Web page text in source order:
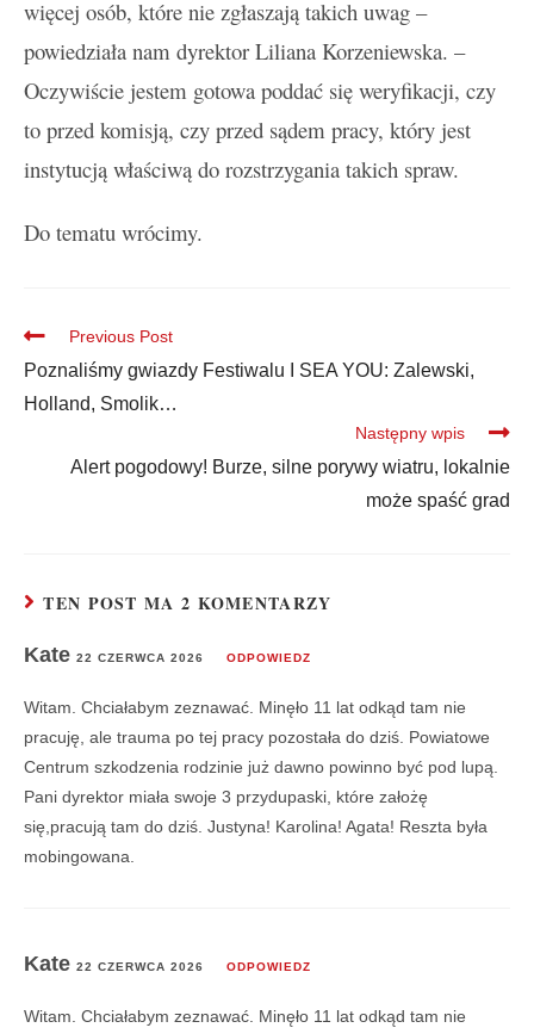
więcej osób, które nie zgłaszają takich uwag –
powiedziała nam dyrektor Liliana Korzeniewska. –
Oczywiście jestem gotowa poddać się weryfikacji, czy
to przed komisją, czy przed sądem pracy, który jest
instytucją właściwą do rozstrzygania takich spraw.
Do tematu wrócimy.
Previous Post
Poznaliśmy gwiazdy Festiwalu I SEA YOU: Zalewski,
Holland, Smolik…
Następny wpis
Alert pogodowy! Burze, silne porywy wiatru, lokalnie
może spaść grad
TEN POST MA 2 KOMENTARZY
Kate 22 CZERWCA 2026 ODPOWIEDZ
Witam. Chciałabym zeznawać. Minęło 11 lat odkąd tam nie
pracuję, ale trauma po tej pracy pozostała do dziś. Powiatowe
Centrum szkodzenia rodzinie już dawno powinno być pod lupą.
Pani dyrektor miała swoje 3 przydupaski, które założę
się,pracują tam do dziś. Justyna! Karolina! Agata! Reszta była
mobingowana.
Kate 22 CZERWCA 2026 ODPOWIEDZ
Witam. Chciałabym zeznawać. Minęło 11 lat odkąd tam nie